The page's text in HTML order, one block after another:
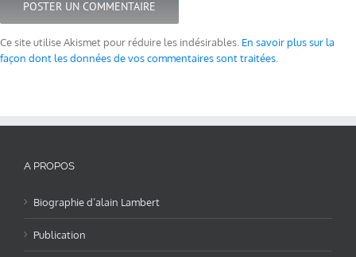
Ce site utilise Akismet pour réduire les indésirables. En savoir plus sur la
façon dont les données de vos commentaires sont traitées
A PROPOS
Biographie d’alain Lambert
Publication